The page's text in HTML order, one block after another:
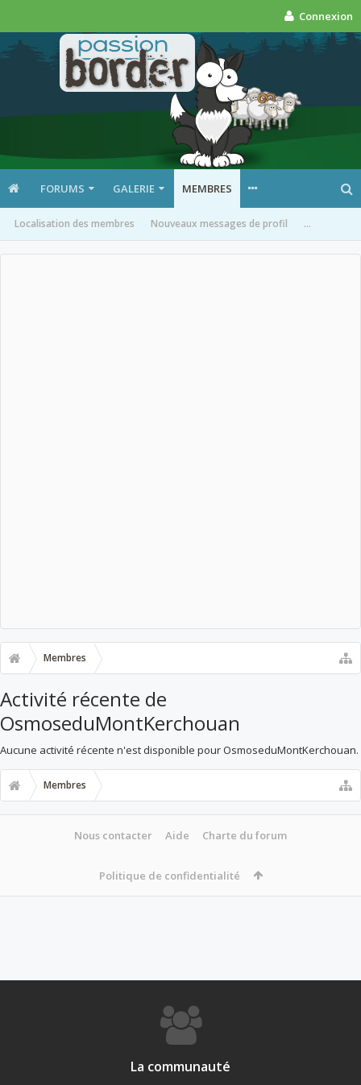
Connexion
FORUMS GALERIE MEMBRES
Localisation des membres Nouveaux messages de profil ...
Membres
Activité récente de
OsmoseduMontKerchouan
Aucune activité récente n'est disponible pour OsmoseduMontKerchouan.
Membres
Nous contacter Aide Charte du forum
Politique de confidentialité
La communauté